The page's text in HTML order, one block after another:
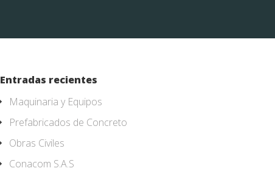
Entradas recientes
Maquinaria y Equipos
Prefabricados de Concreto
Obras Civiles
Conacom S.A.S